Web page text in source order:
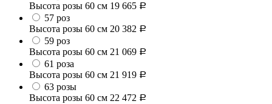
Высота розы 60 см 19 665 Р
57 роз
Высота розы 60 см 20 382 Р
59 роз
Высота розы 60 см 21 069 Р
61 роза
Высота розы 60 см 21 919 Р
63 розы
Высота розы 60 см 22 472 Р